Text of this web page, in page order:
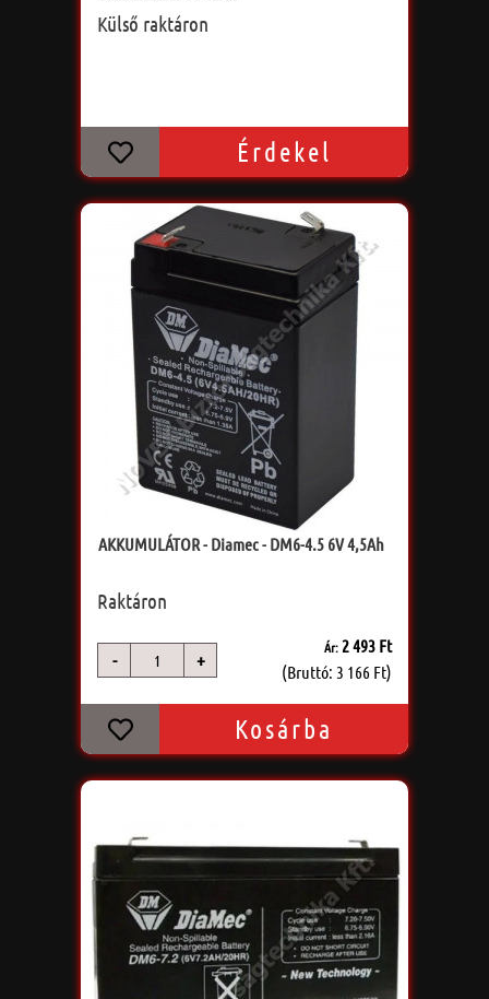
Külső raktáron
Érdekel
AKKUMULÁTOR - Diamec - DM6-4.5 6V 4,5Ah
Raktáron
- +
Ár:2 493 Ft
(Bruttó: 3 166 Ft)
Kosárba